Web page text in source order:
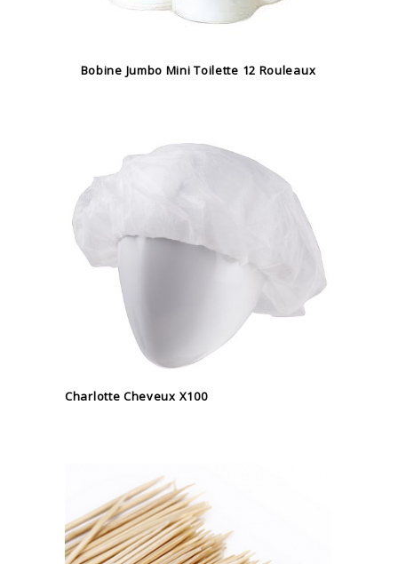
Bobine Jumbo Mini Toilette 12 Rouleaux
Charlotte Cheveux X100